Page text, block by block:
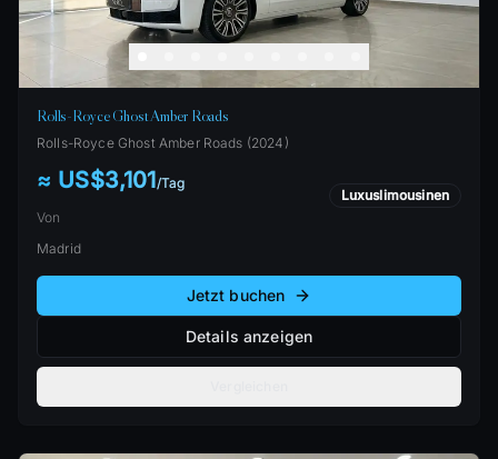
Rolls-Royce Ghost Amber Roads
Rolls-Royce Ghost Amber Roads (2024 )
≈ US$3,101/Tag
Von
Luxuslimousinen
Madrid
Jetzt buchen
Details anzeigen